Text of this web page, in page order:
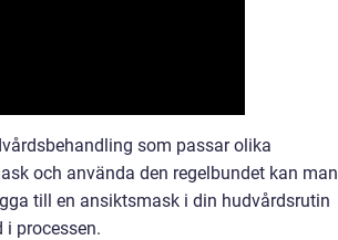
som passar olika
och använda den regelbundet kan man
till en ansiktsmask i din hudvårdsrutin
processen.